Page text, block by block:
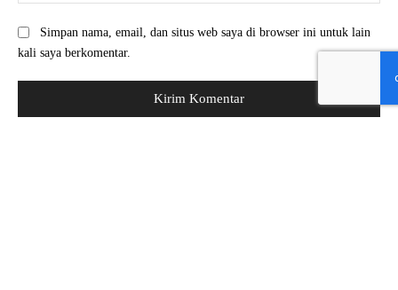
Simpan nama, email, dan situs web saya di browser ini untuk lain
kali saya berkomentar.